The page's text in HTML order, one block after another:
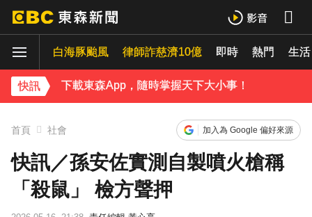
白海豚颱風 律師詐慈濟10億 即時 熱門 生活
快訊
吳東諺結婚10年超寵妻！「主動帶娃」羨煞人妻女星 她認了：心很酸
下載東森App，隨時掌握天下大小事！
才連莊金鐘紅毯主持！夏和熙突曝「像被卡車撞」備賽狂操滿手繭
首頁 社會 加入為 Google 偏好來源
快訊／孫安佐實測自製噴火槍稱
「殺鼠」 檢方聲押